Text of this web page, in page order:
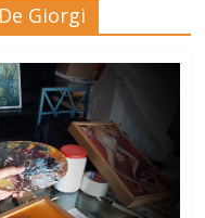
Giorgi